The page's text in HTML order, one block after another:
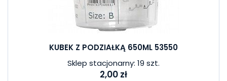
KUBEK Z PODZIAŁKĄ 650ML 53550
Sklep stacjonarny: 19 szt.
2,00 zł